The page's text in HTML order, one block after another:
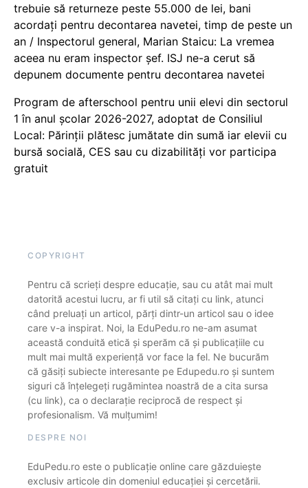
trebuie să returneze peste 55.000 de lei, bani
acordați pentru decontarea navetei, timp de peste un
an / Inspectorul general, Marian Staicu: La vremea
aceea nu eram inspector șef. ISJ ne-a cerut să
depunem documente pentru decontarea navetei
Program de afterschool pentru unii elevi din sectorul
1 în anul școlar 2026-2027, adoptat de Consiliul
Local: Părinții plătesc jumătate din sumă iar elevii cu
bursă socială, CES sau cu dizabilităţi vor participa
gratuit
COPYRIGHT
Pentru că scrieți despre educație, sau cu atât mai mult
datorită acestui lucru, ar fi util să citați cu link, atunci
când preluați un articol, părți dintr-un articol sau o idee
care v-a inspirat. Noi, la EduPedu.ro ne-am asumat
această conduită etică și sperăm că și publicațiile cu
mult mai multă experiență vor face la fel. Ne bucurăm
că găsiți subiecte interesante pe Edupedu.ro și suntem
siguri că înțelegeți rugămintea noastră de a cita sursa
(cu link), ca o declarație reciprocă de respect și
profesionalism. Vă mulțumim!
DESPRE NOI
EduPedu.ro este o publicație online care găzduiește
exclusiv articole din domeniul educației și cercetării.